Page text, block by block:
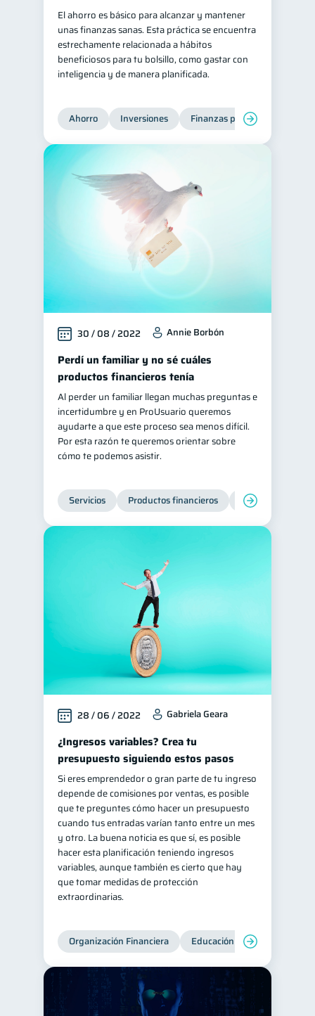
Retiro 1 Doble sueldo 1
Gasto responsable 1
información financiera 1
El ahorro es básico para alcanzar y mantener
unas finanzas sanas. Esta práctica se encuentra
estrechamente relacionada a hábitos
beneficiosos para tu bolsillo, como gastar con
inteligencia y de manera planificada.
Ahorro Inversiones Finanzas para jóvenes
30 / 08 / 2022 Annie Borbón
Perdí un familiar y no sé cuáles
productos financieros tenía
Al perder un familiar llegan muchas preguntas e
incertidumbre y en ProUsuario queremos
ayudarte a que este proceso sea menos difícil.
Por esta razón te queremos orientar sobre
cómo te podemos asistir.
Servicios Productos financieros Inclusión
28 / 06 / 2022 Gabriela Geara
¿Ingresos variables? Crea tu
presupuesto siguiendo estos pasos
Si eres emprendedor o gran parte de tu ingreso
depende de comisiones por ventas, es posible
que te preguntes cómo hacer un presupuesto
cuando tus entradas varían tanto entre un mes
y otro. La buena noticia es que sí, es posible
hacer esta planificación teniendo ingresos
variables, aunque también es cierto que hay
que tomar medidas de protección
extraordinarias.
Organización Financiera Educación financiera